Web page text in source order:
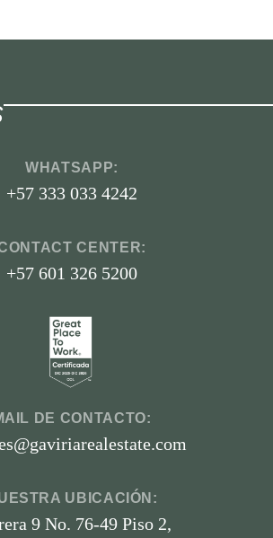
WHATSAPP:
+57 333 033 4242
CENTER:
+57 601 326 5200
DE CONTACTO:
UBICACIÓN:
9 No. 76-49 Piso 2,